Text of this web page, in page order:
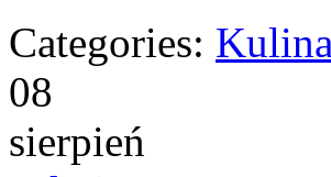
Categories:
08
sierpień